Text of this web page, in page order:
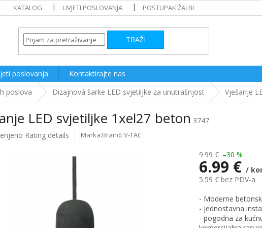
KATALOG UVJETI POSLOVANJA POSTUPAK ŽALBI
TRAŽI
poslovanja
Kontaktirajte nas
poslova Dizajnová šarke LED svjetiljke za unutrašnjost Vješanje
LED svjetiljke 1xel27 beton 3747
Rating details Brand: V-TAC
9.99 € –30 %
6.99 € /
5.59 € bez PDV-a
Measure
price:
- Moderne
- jednostavna
- pogodna za